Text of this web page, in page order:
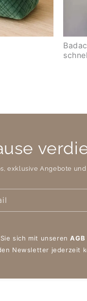
exklusive Angebote
sich mit unserenAGB
Newsletter jederzeit